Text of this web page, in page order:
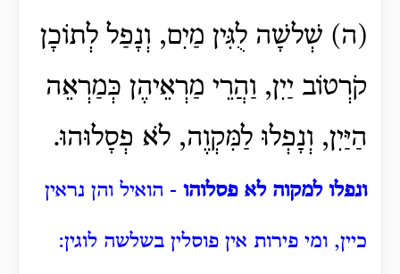
(ה) שְׁלשָׁה לֻגִּין מַיִם, וְנָפַל לְתוֹכָן
קֹרְטוֹב יַיִן, וַהֲרֵי מַרְאֵיהֶן כְּמַרְאֵה
הַיַּיִן, וְנָפְלוּ לַמִּקְוֶה, לֹא פְסָלוּהוּ.
ונפלו למקוה לא פסלוהו - הואיל והן נראין
כיין, ומי פירות אין פוסלין בשלשה לוגין: